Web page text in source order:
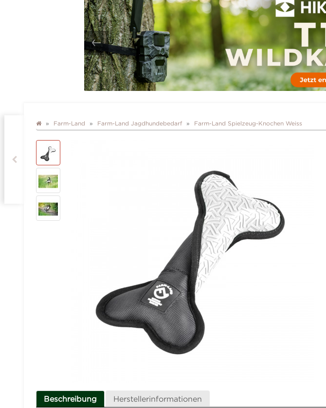
Farm-Land Farm-Land Jagdhundebedarf Farm-Land Spielzeug-Knochen Weiss
Beschreibung Herstellerinformationen